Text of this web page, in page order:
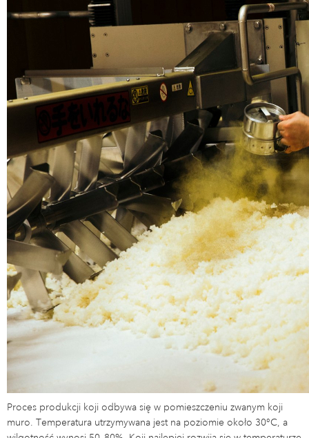
Proces produkcji koji odbywa się w pomieszczeniu zwanym koji
muro. Temperatura utrzymywana jest na poziomie około 30°C, a